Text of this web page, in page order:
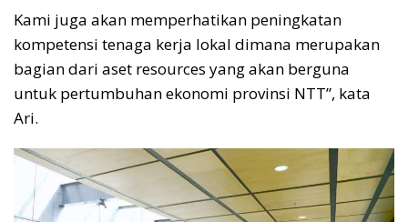
Kami juga akan memperhatikan peningkatan
kompetensi tenaga kerja lokal dimana merupakan
bagian dari aset resources yang akan berguna
untuk pertumbuhan ekonomi provinsi NTT”, kata
Ari.